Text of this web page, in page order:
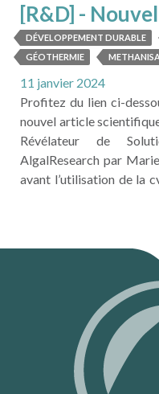
[R&D] -
DÉVELOPPEMENT DURABLE
GÉOTHERMIE
11 janvier 2024
Profitez du lien ci-
nouvel article
Révélateur de
AlgalResearch par
avant l’utilisation de la
valorisation de
digestat de